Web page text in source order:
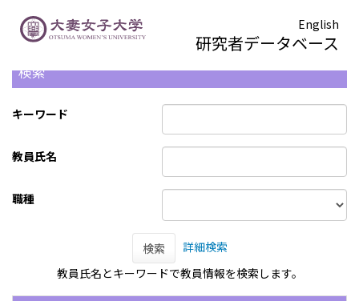
English
研究者データベース
検索
キーワード
教員氏名
職種
検索
詳細検索
教員氏名とキーワードで教員情報を検索します。